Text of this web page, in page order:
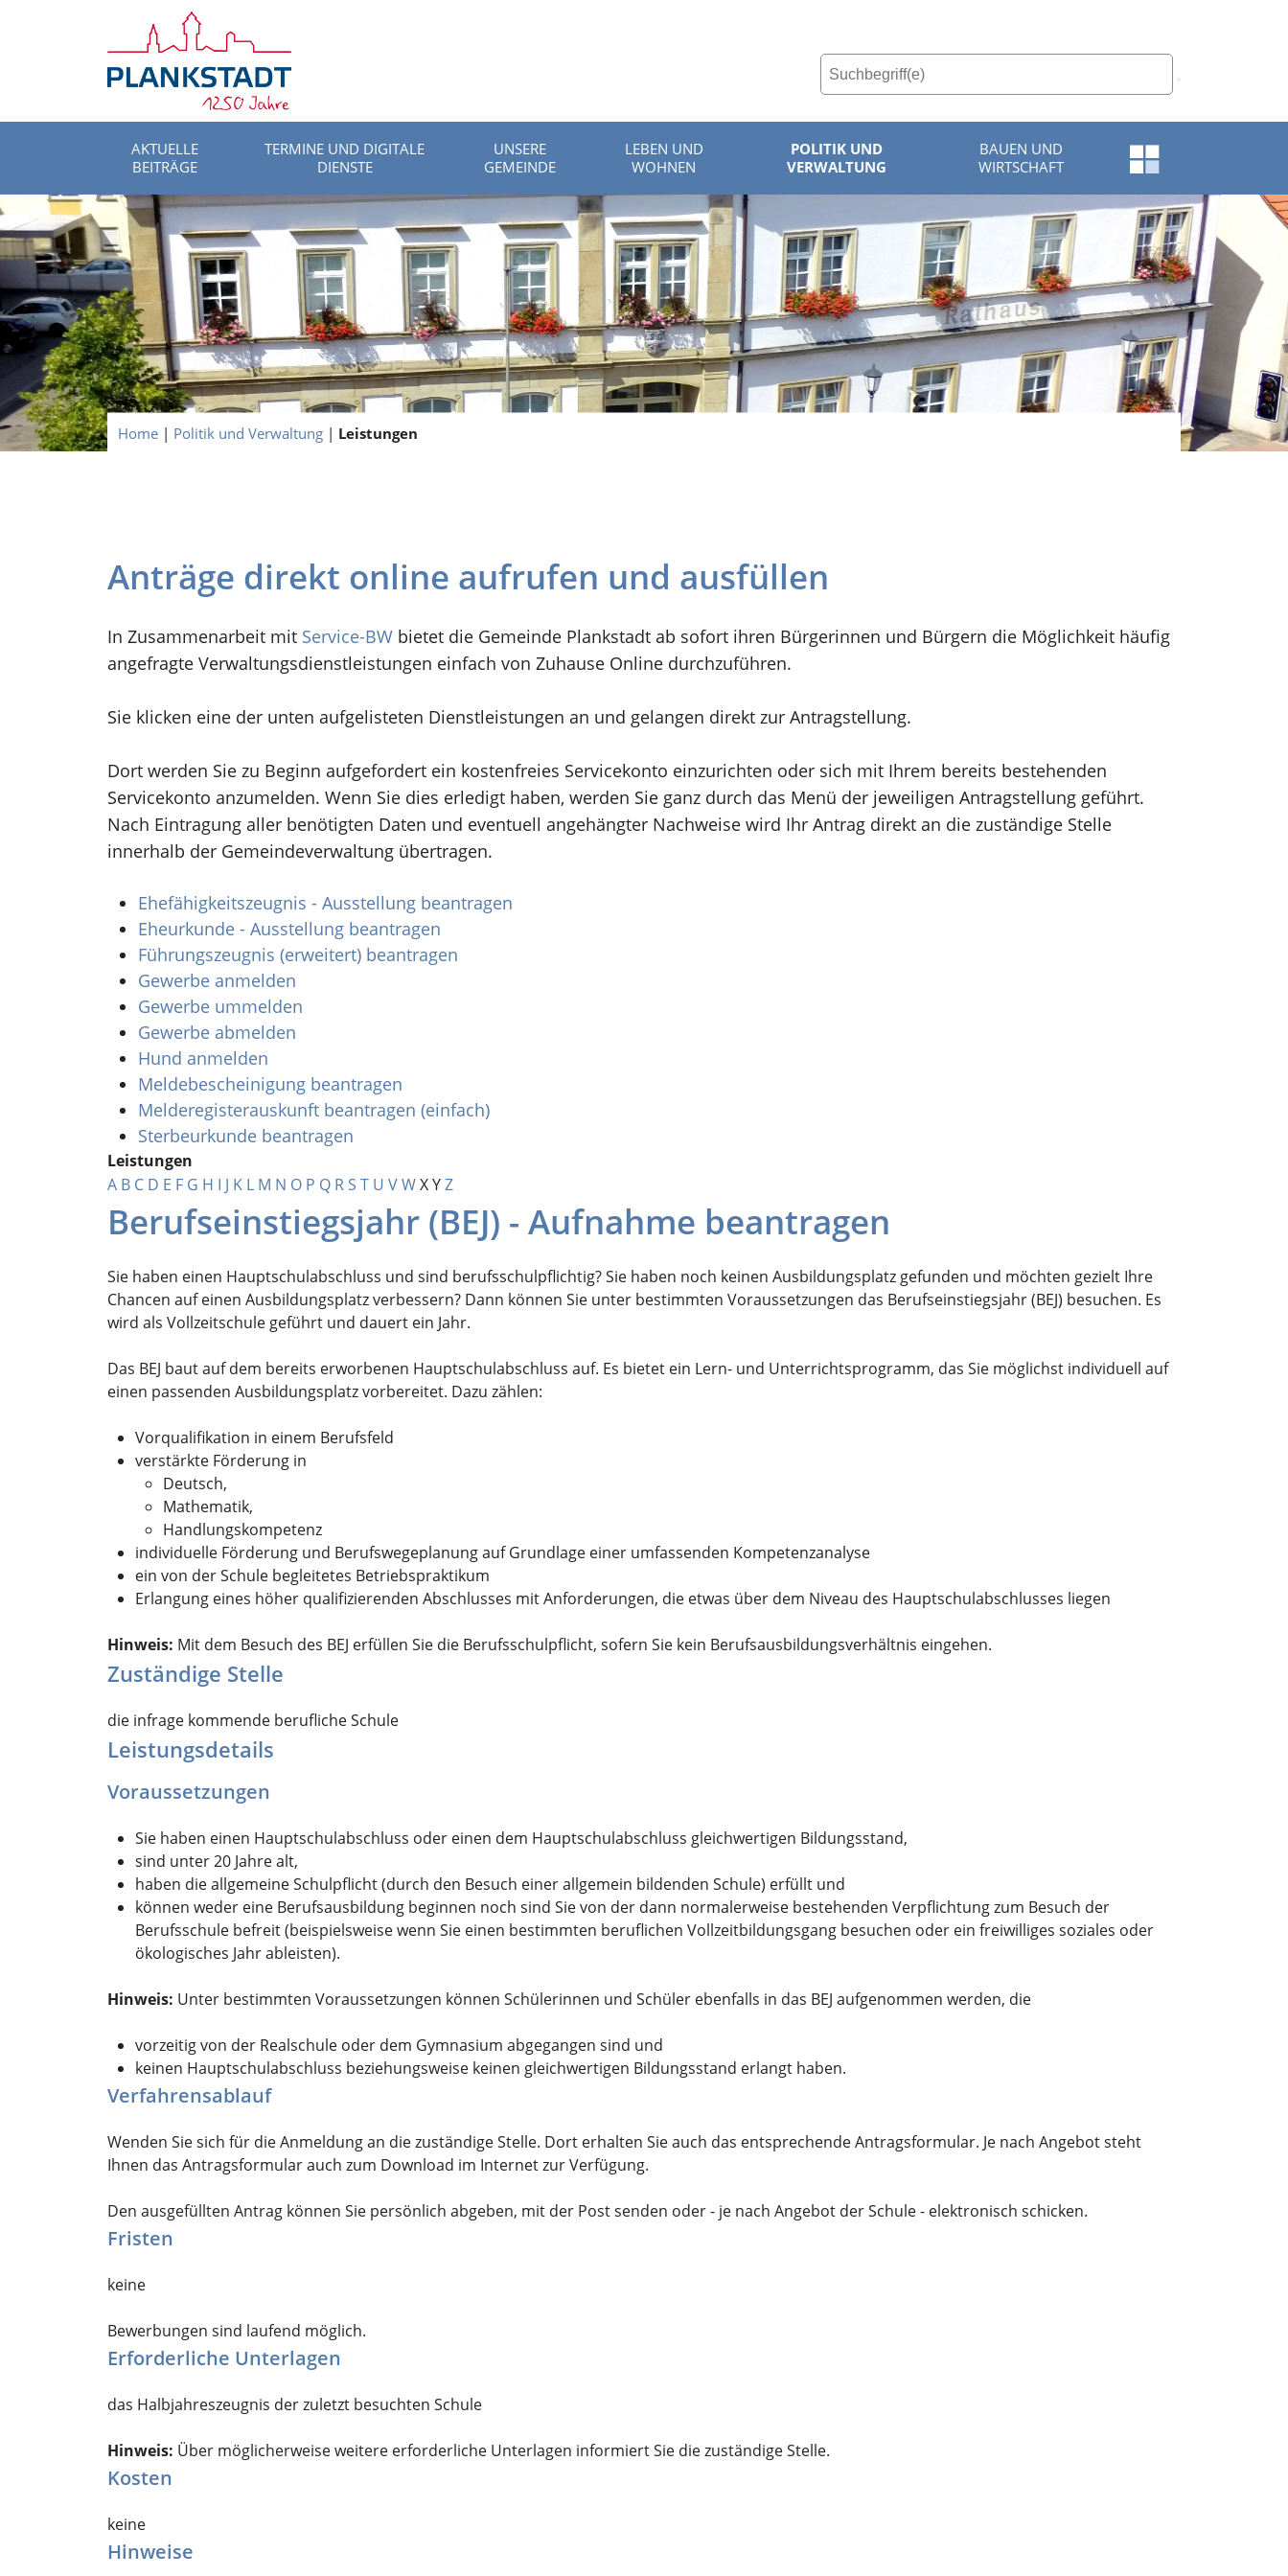
AKTUELLE
BEITRÄGE
TERMINE UND DIGITALE
DIENSTE
UNSERE
GEMEINDE
LEBEN UND
WOHNEN
POLITIK UND
VERWALTUNG
BAUEN UND
WIRTSCHAFT
Schnellzugriff-
Menü
öffnen
Home | Politik und Verwaltung | Leistungen
Anträge direkt online aufrufen und ausfüllen
In Zusammenarbeit mit Service-BW bietet die Gemeinde Plankstadt ab sofort ihren Bürgerinnen und Bürgern die Möglichkeit häufig
angefragte Verwaltungsdienstleistungen einfach von Zuhause Online durchzuführen.
Sie klicken eine der unten aufgelisteten Dienstleistungen an und gelangen direkt zur Antragstellung.
Dort werden Sie zu Beginn aufgefordert ein kostenfreies Servicekonto einzurichten oder sich mit Ihrem bereits bestehenden
Servicekonto anzumelden. Wenn Sie dies erledigt haben, werden Sie ganz durch das Menü der jeweiligen Antragstellung geführt.
Nach Eintragung aller benötigten Daten und eventuell angehängter Nachweise wird Ihr Antrag direkt an die zuständige Stelle
innerhalb der Gemeindeverwaltung übertragen.
Ehefähigkeitszeugnis - Ausstellung beantragen
Eheurkunde - Ausstellung beantragen
Führungszeugnis (erweitert) beantragen
Gewerbe anmelden
Gewerbe ummelden
Gewerbe abmelden
Hund anmelden
Meldebescheinigung beantragen
Melderegisterauskunft beantragen (einfach)
Sterbeurkunde beantragen
Leistungen
A B C D E F G H I J K L M N O P Q R S T U VWXYZ
Berufseinstiegsjahr (BEJ) - Aufnahme beantragen
Sie haben einen Hauptschulabschluss und sind berufsschulpflichtig? Sie haben noch keinen Ausbildungsplatz gefunden und möchten gezielt Ihre
Chancen auf einen Ausbildungsplatz verbessern? Dann können Sie unter bestimmten Voraussetzungen das Berufseinstiegsjahr (BEJ) besuchen. Es
wird als Vollzeitschule geführt und dauert ein Jahr.
Das BEJ baut auf dem bereits erworbenen Hauptschulabschluss auf. Es bietet ein Lern- und Unterrichtsprogramm, das Sie möglichst individuell auf
einen passenden Ausbildungsplatz vorbereitet. Dazu zählen:
Vorqualifikation in einem Berufsfeld
verstärkte Förderung in
Deutsch,
Mathematik,
Handlungskompetenz
individuelle Förderung und Berufswegeplanung auf Grundlage einer umfassenden Kompetenzanalyse
ein von der Schule begleitetes Betriebspraktikum
Erlangung eines höher qualifizierenden Abschlusses mit Anforderungen, die etwas über dem Niveau des Hauptschulabschlusses liegen
Hinweis: Mit dem Besuch des BEJ erfüllen Sie die Berufsschulpflicht, sofern Sie kein Berufsausbildungsverhältnis eingehen.
Zuständige Stelle
die infrage kommende berufliche Schule
Leistungsdetails
Voraussetzungen
Sie haben einen Hauptschulabschluss oder einen dem Hauptschulabschluss gleichwertigen Bildungsstand,
sind unter 20 Jahre alt,
haben die allgemeine Schulpflicht(durch den Besuch einer allgemein bildenden Schule) erfüllt und
können weder eine Berufsausbildung beginnen noch sind Sie von der dann normalerweise bestehenden Verpflichtung zum Besuch der
Berufsschule befreit(beispielsweise wenn Sie einen bestimmten beruflichen Vollzeitbildungsgang besuchen oder ein freiwilliges soziales oder
ökologisches Jahr ableisten).
Hinweis: Unter bestimmten Voraussetzungen können Schülerinnen und Schüler ebenfalls in das BEJ aufgenommen werden, die
vorzeitig von der Realschule oder dem Gymnasium abgegangen sind und
keinen Hauptschulabschluss beziehungsweise keinen gleichwertigen Bildungsstand erlangt haben.
Verfahrensablauf
Wenden Sie sich für die Anmeldung an die zuständige Stelle. Dort erhalten Sie auch das entsprechende Antragsformular. Je nach Angebot steht
Ihnen das Antragsformular auch zum Download im Internet zur Verfügung.
Den ausgefüllten Antrag können Sie persönlich abgeben, mit der Post senden oder - je nach Angebot der Schule - elektronisch schicken.
Fristen
keine
Bewerbungen sind laufend möglich.
Erforderliche Unterlagen
das Halbjahreszeugnis der zuletzt besuchten Schule
Hinweis: Über möglicherweise weitere erforderliche Unterlagen informiert Sie die zuständige Stelle.
Kosten
keine
Hinweise